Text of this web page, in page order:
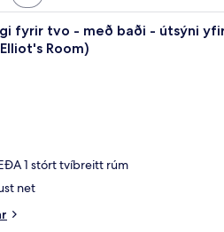
Superior-herbergi fyrir tvo -
fyrir tvo - með baði - útsýni
Room)
1 stórt tvíbreitt rúm
net